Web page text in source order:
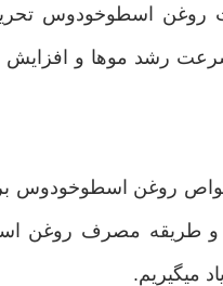
روغن اسطوخودوس
رشد موها و
خواص روغن اسطوخودوس
و طریقه مصرف روغن
میگیریم.